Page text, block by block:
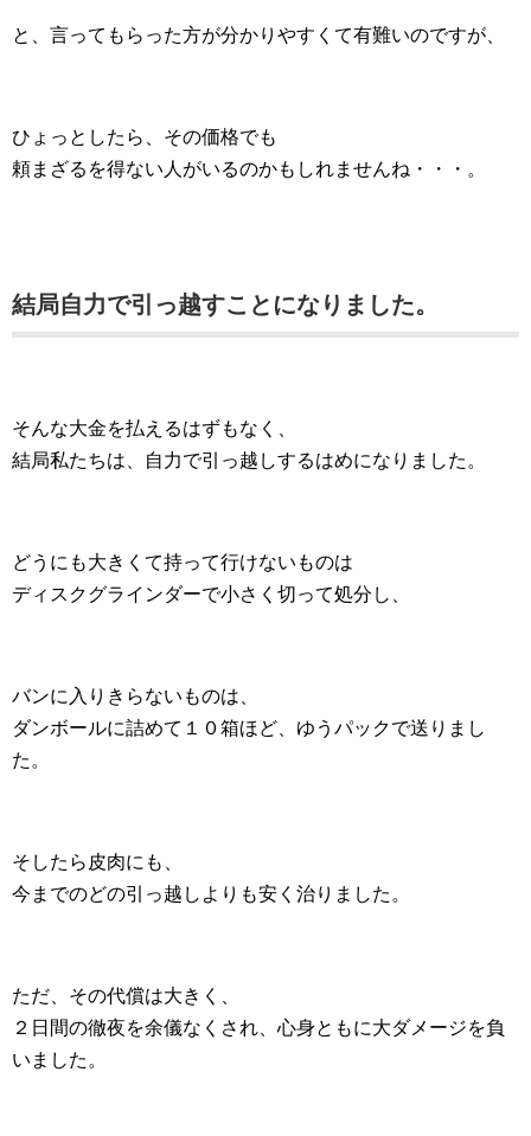
と、言ってもらった方が分かりやすくて有難いのですが、
ひょっとしたら、その価格でも
頼まざるを得ない人がいるのかもしれませんね・・・。
結局自力で引っ越すことになりました。
そんな大金を払えるはずもなく、
結局私たちは、自力で引っ越しするはめになりました。
どうにも大きくて持って行けないものは
ディスクグラインダーで小さく切って処分し、
バンに入りきらないものは、
ダンボールに詰めて１０箱ほど、ゆうパックで送りまし
た。
そしたら皮肉にも、
今までのどの引っ越しよりも安く治りました。
ただ、その代償は大きく、
２日間の徹夜を余儀なくされ、心身ともに大ダメージを負
いました。